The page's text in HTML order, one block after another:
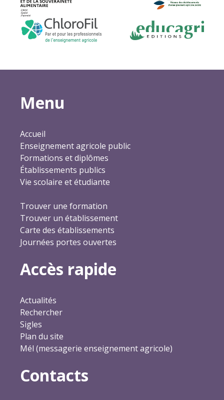
Menu
Accueil
Enseignement agricole public
Formations et diplômes
Établissements publics
Vie scolaire et étudiante
Trouver une formation
Trouver un établissement
Carte des établissements
Journées portes ouvertes
Accès rapide
Actualités
Rechercher
Sigles
Plan du site
Mél (messagerie enseignement agricole)
Contacts